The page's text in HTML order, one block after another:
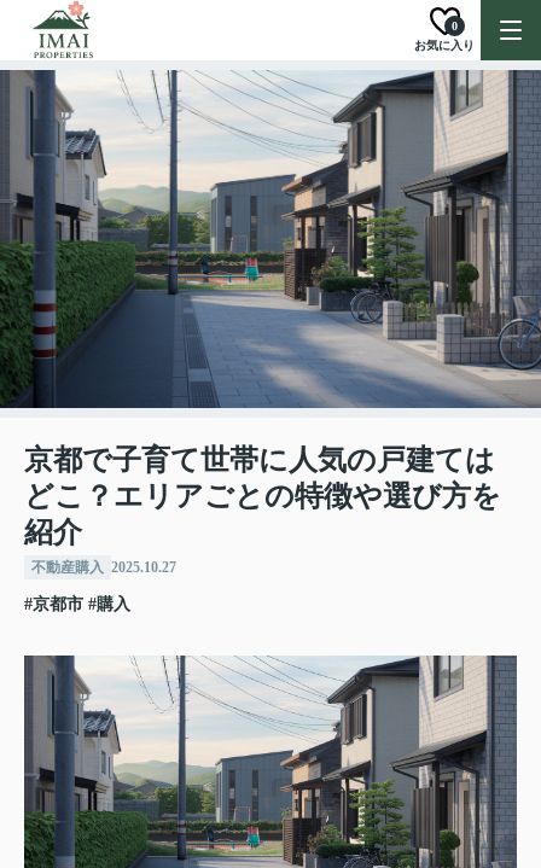
お気に入り
0
京都で子育て世帯に人気の戸建ては
どこ？エリアごとの特徴や選び方を
紹介
不動産購入 2025.10.27
#京都市 #購入